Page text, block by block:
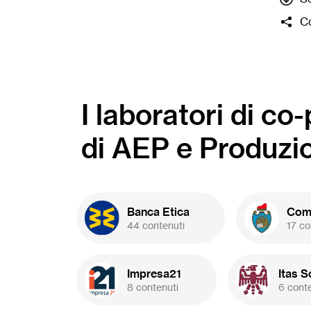
del
I laboratori di
di AEP e
Banca Etica
44 contenuti 17
Impresa21
8 contenuti
Itas
6